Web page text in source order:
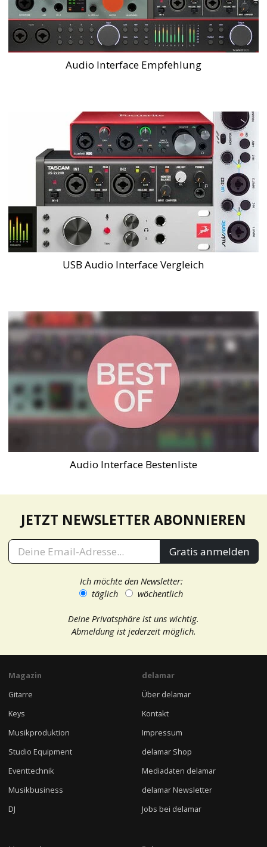
Audio Interface Empfehlung
USB Audio Interface Vergleich
Audio Interface Bestenliste
JETZT NEWSLETTER ABONNIEREN
Gratis anmelden
Ich möchte den Newsletter:
täglich
wöchentlich
Deine Privatsphäre ist uns wichtig.
Abmeldung ist jederzeit möglich.
Magazin
Gitarre
Keys
Musikproduktion
Studio Equipment
Eventtechnik
Musikbusiness
DJ
delamar
Über delamar
Kontakt
Impressum
delamar Shop
Mediadaten delamar
delamar Newsletter
Jobs bei delamar